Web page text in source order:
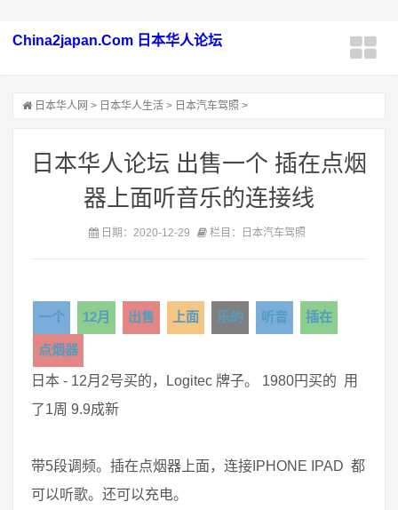
China2japan.Com 日本华人论坛
日本华人网 > 日本华人生活 > 日本汽车驾照 >
日本华人论坛 出售一个 插在点烟
器上面听音乐的连接线
日期：2020-12-29 栏目：日本汽车驾照
一个 12月 出售 上面 乐的 听音 插在
点烟器
日本 - 12月2号买的，Logitec 牌子。 1980円买的 用
了1周 9.9成新
带5段调频。插在点烟器上面，连接IPHONE IPAD 都
可以听歌。还可以充电。